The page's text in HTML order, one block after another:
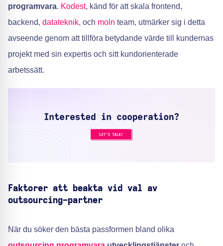
programvara. Kodest, känd för att skala frontend,
backend, datateknik, och moln team, utmärker sig i detta
avseende genom att tillföra betydande värde till kundernas
projekt med sin expertis och sitt kundorienterade
arbetssätt.
Faktorer att beakta vid val av
outsourcing-partner
När du söker den bästa passformen bland olika